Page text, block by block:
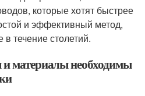
которые хотят быстрее
и эффективный метод,
течение столетий.
материалы необходимы